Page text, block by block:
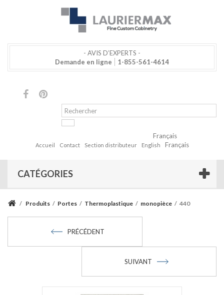
- AVIS D’EXPERTS -
Demande en ligne
1-855-561-4614
Accueil Contact Section distributeur
Français
English Français
CATÉGORIES
/ Produits / Portes / Thermoplastique / monopièce / 440
PRÉCÉDENT
SUIVANT